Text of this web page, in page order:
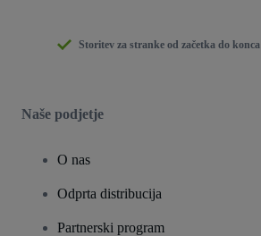
Storitev za stranke od začetka do konca
Naše podjetje
O nas
Odprta distribucija
Partnerski program